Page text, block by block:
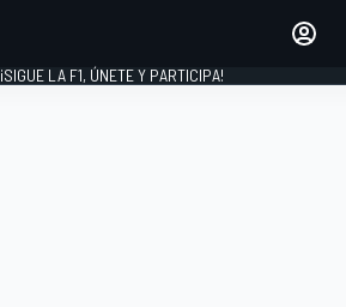
¡SIGUE LA F1, ÚNETE Y PARTICIPA!